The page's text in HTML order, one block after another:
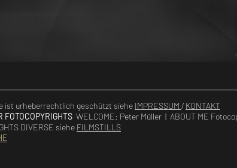
ist urheberrechtlich geschützt siehe IMPRESSUM / KONTAKT
FOTOCOPYRIGHTS WELCOME: Peter Müller | ABOUT ME
DIVERSE siehe FILMSTILLS